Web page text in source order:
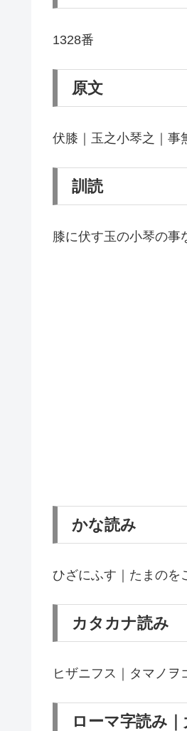
1328番
原文
伏膝｜玉之小琴之｜事
訓読
膝に伏す玉の小琴の事
かな読み
ひざにふす｜たまのを
カタカナ読み
ヒザニフス｜タマノ
ローマ字読み